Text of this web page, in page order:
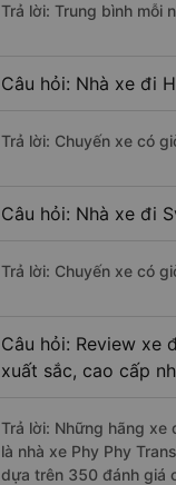
Trả lời: Trung bình mỗi
Câu hỏi: Nhà xe đi
Trả lời: Chuyến xe có
Câu hỏi: Nhà xe đi
Trả lời: Chuyến xe có
Câu hỏi: Review xe
xuất sắc, cao cấp
Trả lời: Những hãng xe
là nhà xe Phy Phy
dựa trên 350 đánh giá